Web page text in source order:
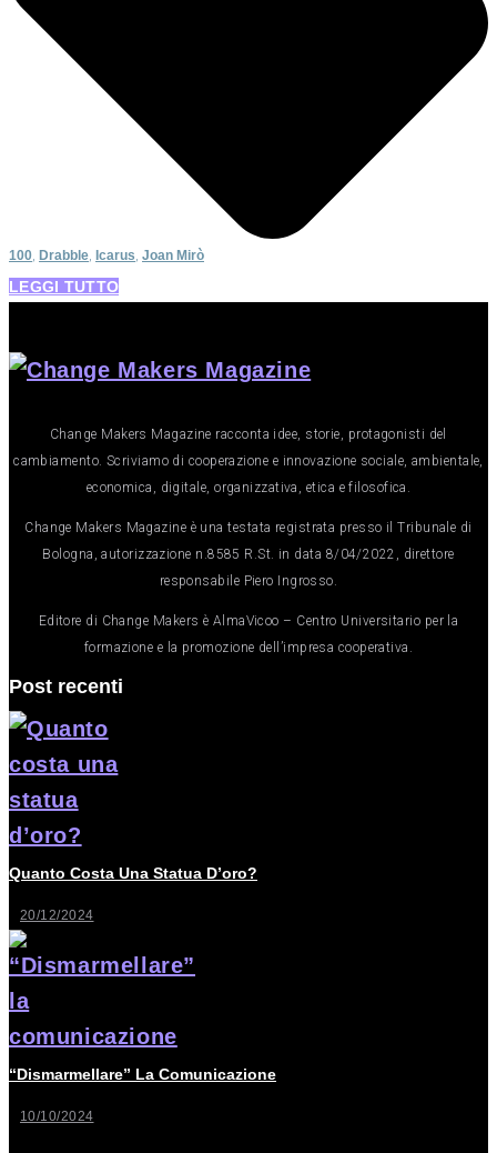
100 Drabble Icarus Joan Mirò
LEGGI TUTTO
Change Makers Magazine racconta idee, storie, protagonisti del
cambiamento. Scriviamo di cooperazione e innovazione sociale, ambientale,
economica, digitale, organizzativa, etica e filosofica.
Change Makers Magazine è una testata registrata presso il Tribunale di
Bologna, autorizzazione n.8585 R.St. in data 8/04/2022, direttore
responsabile Piero Ingrosso.
Editore di Change Makers è AlmaVicoo – Centro Universitario per la
formazione e la promozione dell’impresa cooperativa.
Post recenti
Quanto Costa Una Statua D’oro?
20/12/2024
“Dismarmellare” La Comunicazione
10/10/2024